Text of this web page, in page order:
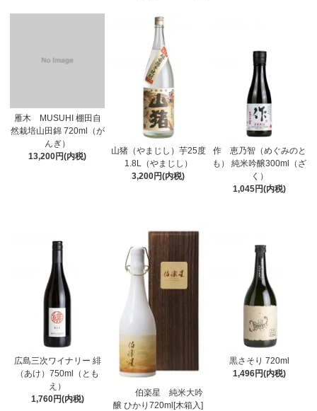
雁木 MUSUHI 棚田自
然栽培山田錦 720ml（が
んぎ）
13,200円(内税)
山猪（やまじし）芋25度
1.8L（やまじし）
3,200円(内税)
作 恵乃智（めぐみのと
も） 純米吟醸300ml（ざ
く）
1,045円(内税)
広島三次ワイナリー 緋
（あけ）750ml（とも
え）
1,760円(内税)
伯楽星 純米大吟
醸 ひかり720ml[木箱入]
黒さそり 720ml
1,496円(内税)